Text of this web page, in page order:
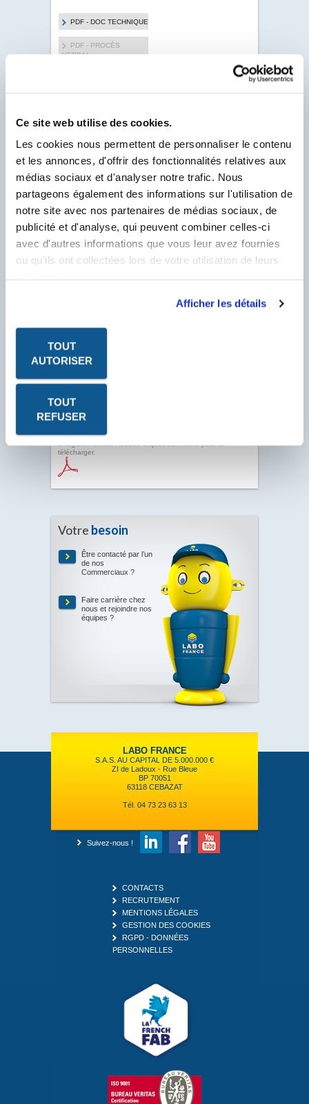
Ce site web utilise des cookies.
Les cookies nous permettent de personnaliser le contenu
et les annonces, d'offrir des fonctionnalités relatives aux
médias sociaux et d'analyser notre trafic. Nous
partageons également des informations sur l'utilisation de
notre site avec nos partenaires de médias sociaux, de
publicité et d'analyse, qui peuvent combiner celles-ci
avec d'autres informations que vous leur avez fournies
ou qu'ils ont collectées lors de votre utilisation de leurs
Afficher les détails
TOUT
AUTORISER
TOUT
REFUSER
PDF - DOC TECHNIQUE
PDF - PROCÈS
VERBAL
Pour visualiser & télécharger tous les PDF de ce
Client Labo France, saisissez votre N° Compte
Client se trouvant sur votre facture et
commençant par un F.
N° Compte Client
F
* Champ obligatoire
P.V. à télécharger sont au format PDF. Ce format nécessite
télécharger.
Votre besoin
Être contacté par l’un
de nos
Commerciaux ?
Faire carrière chez
nous et rejoindre nos
équipes ?
LABO FRANCE
S.A.S. AU CAPITAL DE 5.000.000 €
ZI de Ladoux - Rue Bleue
BP 70051
63118 CEBAZAT
Tél. 04 73 23 63 13
Suivez-nous !
CONTACTS
RECRUTEMENT
MENTIONS LÉGALES
GESTION DES COOKIES
RGPD - DONNÉES
PERSONNELLES